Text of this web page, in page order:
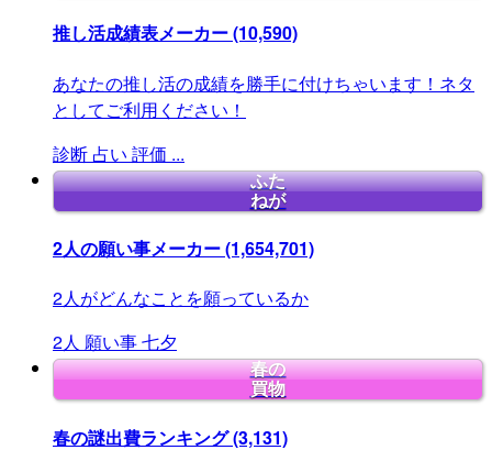
推し活成績表メーカー(10,590)
あなたの推し活の成績を勝手に付けちゃいます！ネタ
としてご利用ください！
診断 占い 評価 ...
ふた
ねが
2人の願い事メーカー(1,654,701)
2人がどんなことを願っているか
2人 願い事七夕
春の
買物
春の謎出費ランキング(3,131)